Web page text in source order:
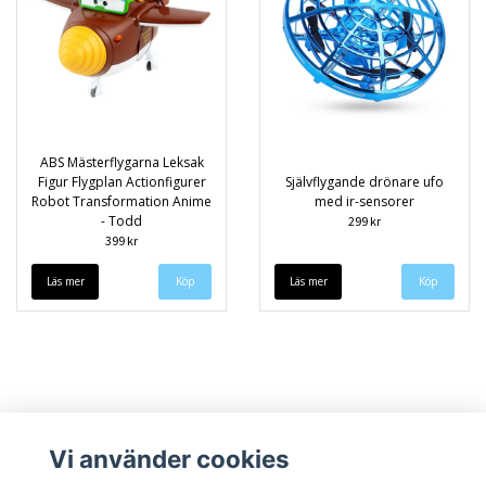
ABS Mästerflygarna Leksak
Figur Flygplan Actionfigurer
Robot Transformation Anime
- Todd
399 kr
Läs mer
Självflygande drönare ufo
med ir-sensorer
299 kr
Läs mer Köp
Vi använder cookies